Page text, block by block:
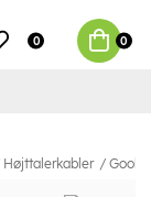
0 0
Højttalerkabler